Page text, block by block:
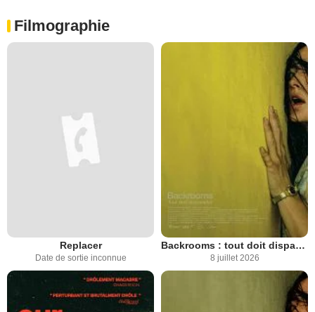
Filmographie
Replacer
Date de sortie inconnue
Backrooms : tout doit disparaître
8 juillet 2026